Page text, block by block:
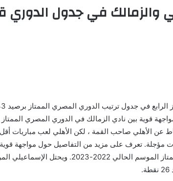
والزمالك في جدول الدوري
بفارق 10 نقاط عن الأهلي صاحب القمة ، لكن الأهلي لعب مباريات
لديه 4 مباريات مؤجلة. تعرف على مزيد من التفاصيل حول مواجهة
الدوري المصري الممتاز الموسم الحالي 2022-